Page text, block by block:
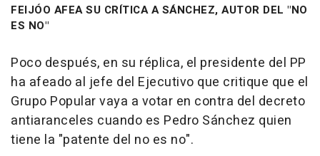
FEIJÓO AFEA SU CRÍTICA A SÁNCHEZ, AUTOR DEL "NO
ES NO"
Poco después, en su réplica, el presidente del PP
ha afeado al jefe del Ejecutivo que critique que el
Grupo Popular vaya a votar en contra del decreto
antiaranceles cuando es Pedro Sánchez quien
tiene la "patente del no es no".